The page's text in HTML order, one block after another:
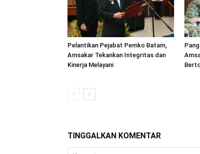
Pelantikan Pejabat Pemko Batam,
Amsakar Tekankan Integritas dan
Kinerja Melayani
TINGGALKAN KOMENTAR